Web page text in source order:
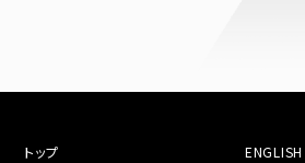
トップ ENGLISH